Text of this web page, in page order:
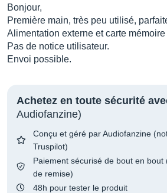
Bonjour,
Première main, très peu utilisé,
Alimentation externe et carte
Pas de notice utilisateur.
Envoi possible.
Achetez en toute sécurité
Audiofanzine)
Conçu et géré par Audiofanzine
Truspilot)
Paiement sécurisé de bout en
de remise)
48h pour tester le produit